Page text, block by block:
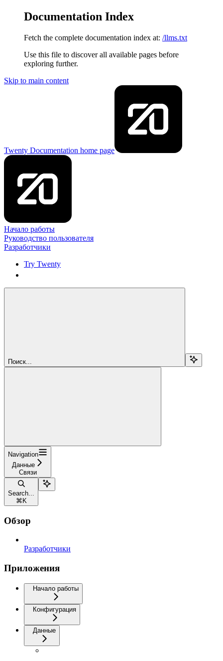
Documentation Index
Fetch the complete documentation index at: /llms.txt
Use this file to discover all available pages before
exploring further.
Skip to main content
Twenty Documentation home page
Начало работы
Руководство пользователя
Разработчики
Try Twenty
Поиск...
Navigation
Данные
Связи
Search...
⌘ K
Обзор
Разработчики
Приложения
Начало работы
Конфигурация
Данные